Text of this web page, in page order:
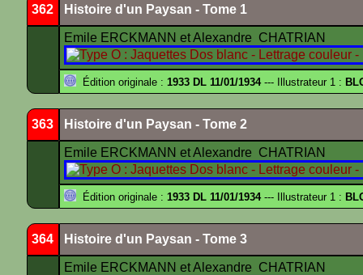
362 Histoire d'un Paysan - Tome 1
Emile ERCKMANN et Alexandre CHATRIAN
Édition originale : 1933 DL 11/01/1934--- Illustrateur 1 :
363 Histoire d'un Paysan - Tome 2
Emile ERCKMANN et Alexandre CHATRIAN
Édition originale : 1933 DL 11/01/1934--- Illustrateur 1 :
364 Histoire d'un Paysan - Tome 3
Emile ERCKMANN et Alexandre CHATRIAN